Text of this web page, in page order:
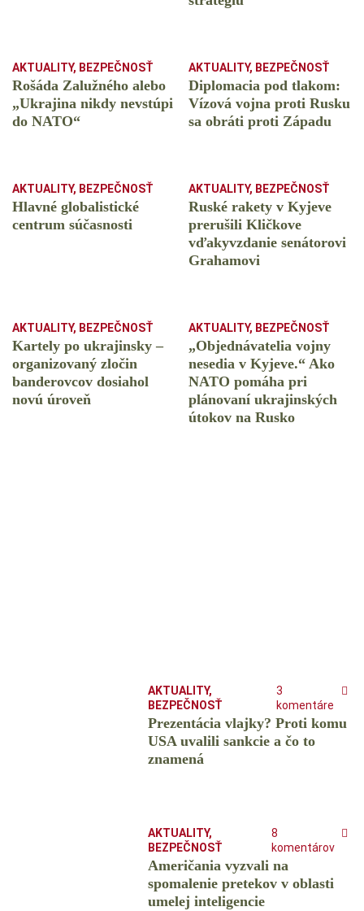
AKTUALITY, BEZPEČNOSŤ
Rošáda Zalužného alebo
„Ukrajina nikdy nevstúpi
do NATO“
AKTUALITY, BEZPEČNOSŤ
Diplomacia pod tlakom:
Vízová vojna proti Rusku
sa obráti proti Západu
AKTUALITY, BEZPEČNOSŤ
Hlavné globalistické
centrum súčasnosti
AKTUALITY, BEZPEČNOSŤ
Ruské rakety v Kyjeve
prerušili Kličkove
vďakyvzdanie senátorovi
Grahamovi
AKTUALITY, BEZPEČNOSŤ
Kartely po ukrajinsky –
organizovaný zločin
banderovcov dosiahol
novú úroveň
AKTUALITY, BEZPEČNOSŤ
„Objednávatelia vojny
nesedia v Kyjeve.“ Ako
NATO pomáha pri
plánovaní ukrajinských
útokov na Rusko
AKTUALITY,
BEZPEČNOSŤ
3
komentáre
Prezentácia vlajky? Proti komu
USA uvalili sankcie a čo to
znamená
AKTUALITY,
BEZPEČNOSŤ
8
komentárov
Američania vyzvali na
spomalenie pretekov v oblasti
umelej inteligencie